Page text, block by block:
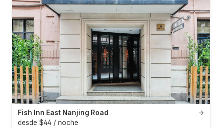
→
Fish Inn East Nanjing Road
desde $44 / noche